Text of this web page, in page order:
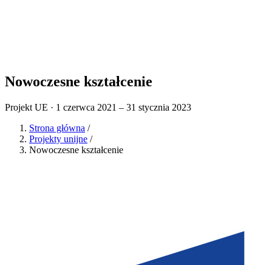
Nowoczesne kształcenie
Projekt UE · 1 czerwca 2021 – 31 stycznia 2023
Strona główna /
Projekty unijne /
Nowoczesne kształcenie